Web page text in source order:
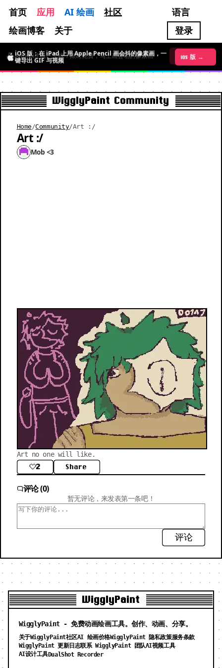
首页 应用 AI 绘画
社区
绘画博客
关于
语言
登录
Android 版已上线：限时免费，马上画会动的像素画 Android 版 →
iOS 版：在 iPad 上用 Apple Pencil 画会抖的像素画，一
键导出 GIF 与视频
iOS 版 →
WigglyPaint Community
Home /Community/Art :/
Art :/
Mob <3
Art no one will like.
2 Share
评论 (0)
暂无评论，来发表第一条吧！
评论
WigglyPaint
WigglyPaint - 免费动画绘画工具。创作、动画、分享。
关于WigglyPaint社区AI 绘画价格WigglyPaint 隐私政策服务条款
WigglyPaint 更新日志联系 WigglyPaint 团队AI视频工具
AI设计工具DualShot Recorder